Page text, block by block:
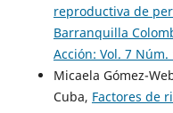
reproductiva de
Barranquilla
Acción: Vol. 7
Micaela Gómez-
Cuba, Factores de